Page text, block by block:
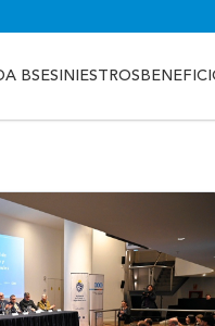
BSESINIESTROS